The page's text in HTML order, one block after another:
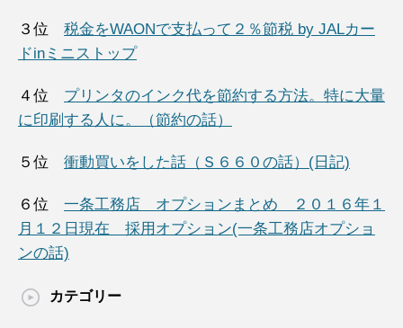
３位 税金をWAONで支払って２％節税 by JALカー
ドinミニストップ
４位 プリンタのインク代を節約する方法。特に大量
に印刷する人に。（節約の話）
５位 衝動買いをした話（Ｓ６６０の話）(日記)
６位 一条工務店 オプションまとめ ２０１６年１
月１２日現在 採用オプション(一条工務店オプショ
ンの話)
カテゴリー